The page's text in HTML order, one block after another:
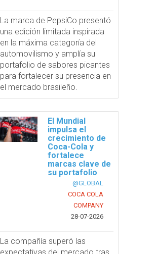
La marca de PepsiCo presentó
una edición limitada inspirada
en la máxima categoría del
automovilismo y amplía su
portafolio de sabores picantes
para fortalecer su presencia en
el mercado brasileño.
El Mundial
impulsa el
crecimiento de
Coca-Cola y
fortalece
marcas clave de
su portafolio
@GLOBAL
COCA COLA
COMPANY
28-07-2026
La compañía superó las